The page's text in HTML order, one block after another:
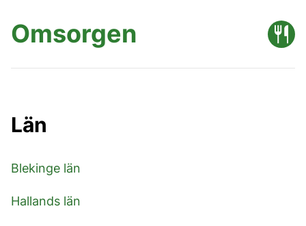
Omsorgen
Län
Blekinge län
Hallands län